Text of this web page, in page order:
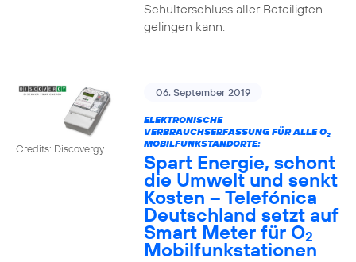
Schulterschluss aller Beteiligten
gelingen kann.
Credits: Discovergy
06. September 2019
ELEKTRONISCHE
VERBRAUCHSERFASSUNG FÜR ALLE O2
MOBILFUNKSTANDORTE:
Spart Energie, schont
die Umwelt und senkt
Kosten – Telefónica
Deutschland setzt auf
Smart Meter für O2
Mobilfunkstationen